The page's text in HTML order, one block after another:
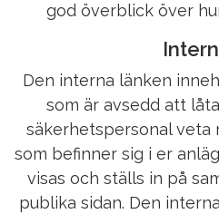
god överblick över
Den interna länken
som är avsedd att
säkerhetspersonal veta
som befinner sig i er
visas och ställs in på
publika sidan. Den